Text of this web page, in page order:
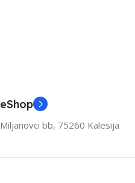
eShop
Miljanovci bb, 75260 Kalesija